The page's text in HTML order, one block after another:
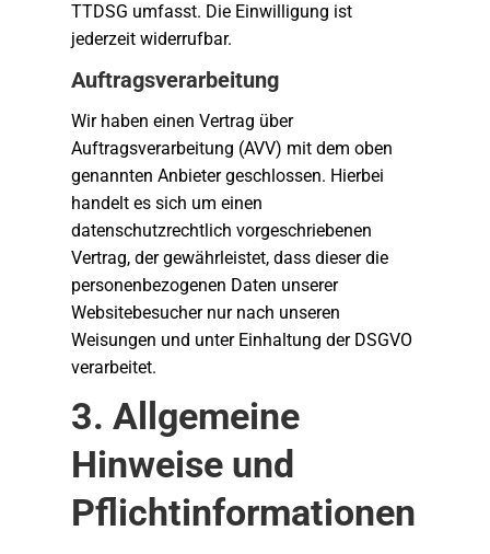
TTDSG umfasst. Die Einwilligung ist
jederzeit widerrufbar.
Auftragsverarbeitung
Wir haben einen Vertrag über
Auftragsverarbeitung (AVV) mit dem oben
genannten Anbieter geschlossen. Hierbei
handelt es sich um einen
datenschutzrechtlich vorgeschriebenen
Vertrag, der gewährleistet, dass dieser die
personenbezogenen Daten unserer
Websitebesucher nur nach unseren
Weisungen und unter Einhaltung der DSGVO
verarbeitet.
3. Allgemeine
Hinweise und
Pflicht­informationen